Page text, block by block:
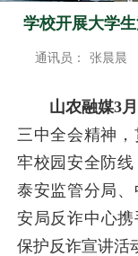
学校开展大学
通讯员： 张晨晨
山农融媒3
三中全会精神
牢校园安全防
泰安监管分局
安局反诈中心
保护反诈宣讲活